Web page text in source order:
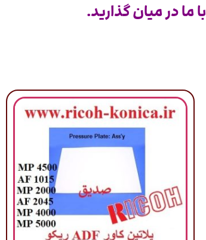
با ما در میان گذارید.